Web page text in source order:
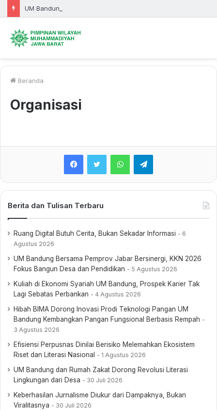
Beranda
Organisasi
Berita dan Tulisan Terbaru
Ruang Digital Butuh Cerita, Bukan Sekadar Informasi
6
Agustus 2026
UM Bandung Bersama Pemprov Jabar Bersinergi, KKN 2026
Fokus Bangun Desa dan Pendidikan
5 Agustus 2026
Kuliah di Ekonomi Syariah UM Bandung, Prospek Karier Tak
Lagi Sebatas Perbankan
4 Agustus 2026
Hibah BIMA Dorong Inovasi Prodi Teknologi Pangan UM
Bandung Kembangkan Pangan Fungsional Berbasis Rempah
3 Agustus 2026
Efisiensi Perpusnas Dinilai Berisiko Melemahkan Ekosistem
Riset dan Literasi Nasional
1 Agustus 2026
UM Bandung dan Rumah Zakat Dorong Revolusi Literasi
Lingkungan dari Desa
30 Juli 2026
Keberhasilan Jurnalisme Diukur dari Dampaknya, Bukan
Viralitasnya
30 Juli 2026